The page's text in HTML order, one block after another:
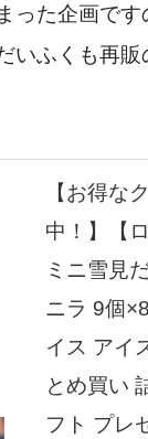
った企画で
いふくも再販
【お得な
中！】【
ミニ雪見
ニラ 9個
イス アイ
とめ買い
フト プレ